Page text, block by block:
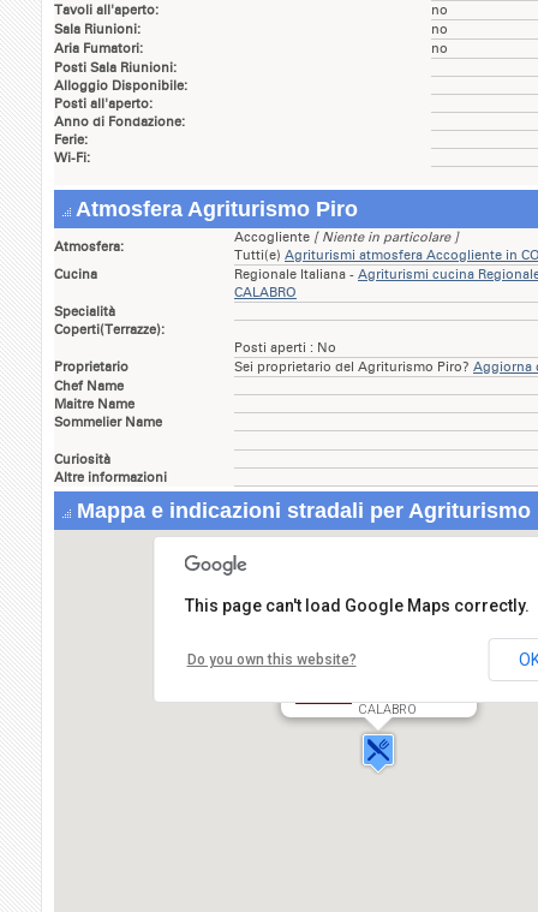
Tavoli all'aperto:
no
Sala Riunioni:
no
Aria Fumatori:
no
Posti Sala Riunioni:
Alloggio Disponibile:
Posti all'aperto:
Anno di Fondazione:
Ferie:
Wi-Fi:
Atmosfera Agriturismo Piro
Atmosfera:
Accogliente [ Niente in particolare ]
Tutti(e) Agriturismi atmosfera Accogliente in
Cucina
Regionale Italiana - Agriturismi cucina
CALABRO
Specialità
Coperti(Terrazze):
Posti aperti : No
Proprietario
Sei proprietario del Agriturismo Piro? Aggiorna
Chef Name
Maitre Name
Sommelier Name
Curiosità
Altre informazioni
Mappa e indicazioni stradali per Agriturismo
CALABRO
This page can't load Google Maps correctly.
Do you own this website?